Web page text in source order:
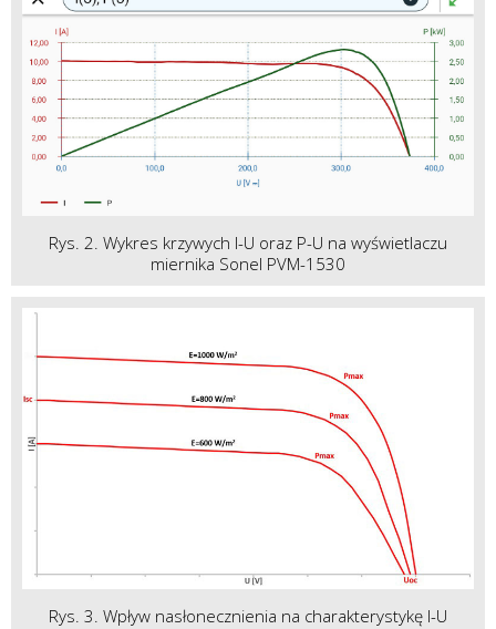
Rys. 2. Wykres krzywych I-U oraz P-U na wyświetlaczu
miernika Sonel PVM-1530
Rys. 3. Wpływ nasłonecznienia na charakterystykę I-U